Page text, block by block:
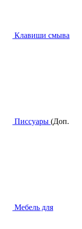
Клавиши смыва
Писсуары (Доп.
Мебель для